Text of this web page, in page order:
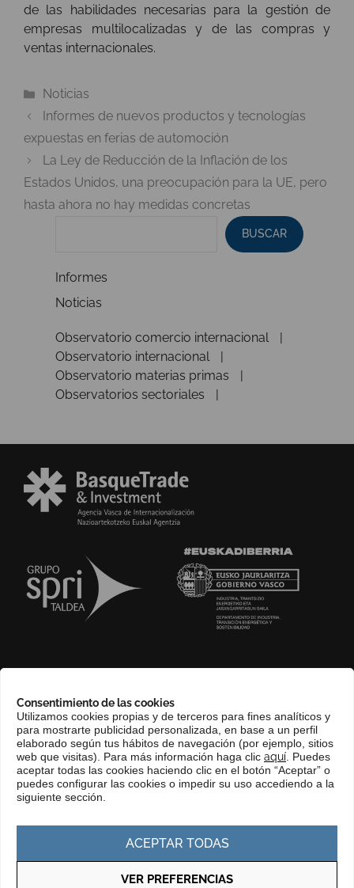
Consentimiento de las cookies
Utilizamos cookies propias y de terceros para fines analíticos y
para mostrarte publicidad personalizada, en base a un perfil
elaborado según tus hábitos de navegación (por ejemplo, sitios
web que visitas). Para más información haga clic aquí . Puedes
aceptar todas las cookies haciendo clic en el botón “Aceptar” o
puedes configurar las cookies o impedir su uso accediendo a la
siguiente sección.
ACEPTAR TODAS
VER PREFERENCIAS
de las habilidades necesarias para la gestión de
empresas multilocalizadas y de las compras y
ventas internacionales.
Categorías
Noticias
Informes de nuevos productos y tecnologías
expuestas en ferias de automoción
La Ley de Reducción de la Inflación de los
Estados Unidos, una preocupación para la UE, pero
hasta ahora no hay medidas concretas
BUSCAR
Informes
Noticias
Observatorio comercio internacional
Observatorio internacional
Observatorio materias primas
Observatorios sectoriales
COMPLIANCE CHANNEL
CONTACTO
EUSKERA
PERFIL DEL CONTRATANTE